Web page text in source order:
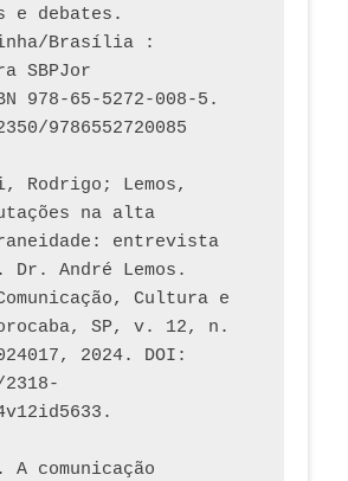
e debates.
Brasília :
SBPJor
978-65-5272-008-5.
9786552720085
Rodrigo; Lemos,
na alta
entrevista
Dr. André Lemos.
Cultura e
SP, v. 12, n.
2024. DOI:
A comunicação